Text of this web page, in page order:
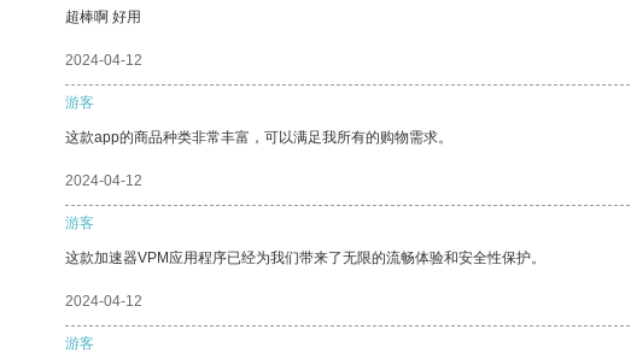
超棒啊 好用
2024-04-12
游客
这款app的商品种类非常丰富，可以满足我所有的购物需求。
2024-04-12
游客
这款加速器VPM应用程序已经为我们带来了无限的流畅体验和安全性保护。
2024-04-12
游客